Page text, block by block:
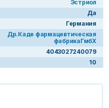
Эстриол
Да
Германия
Др.Каде фармацевтическая
фабрикаГмбХ
4043027240079
10